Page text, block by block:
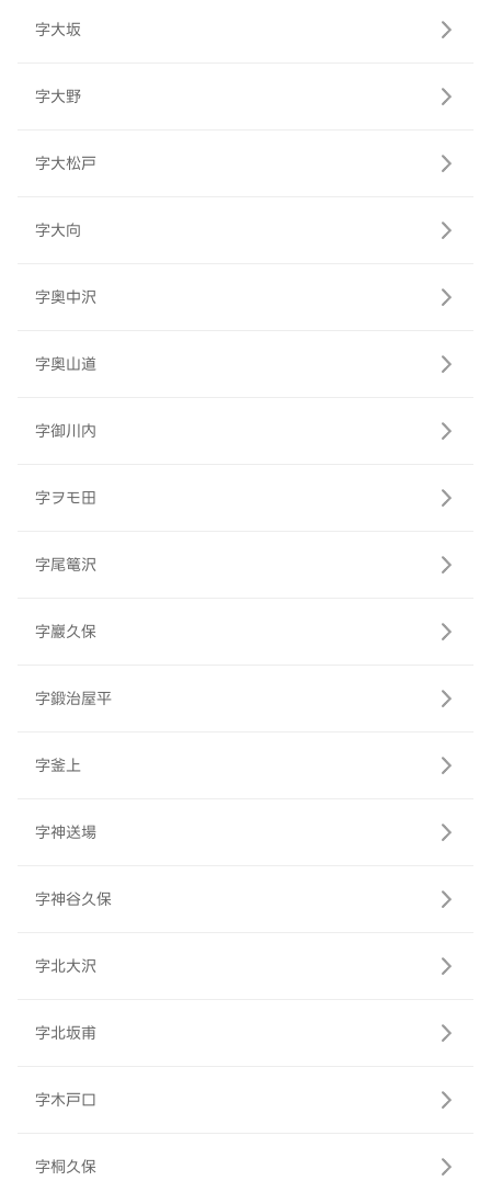
字大坂
字大野
字大松戸
字大向
字奥中沢
字奥山道
字御川内
字ヲモ田
字尾篭沢
字巖久保
字鍛治屋平
字釜上
字神送場
字神谷久保
字北大沢
字北坂甫
字木戸口
字桐久保